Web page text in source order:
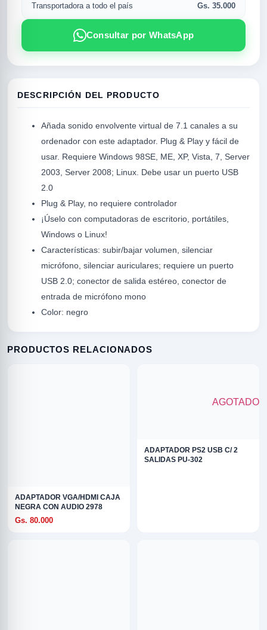
Transportadora a todo el país Gs. 35.000
Consultar por WhatsApp
DESCRIPCIÓN DEL PRODUCTO
Añada sonido envolvente virtual de 7.1 canales a su
ordenador con este adaptador. Plug & Play y fácil de
usar. Requiere Windows 98SE, ME, XP, Vista, 7, Server
2003, Server 2008; Linux. Debe usar un puerto USB
2.0
Plug & Play, no requiere controlador
¡Úselo con computadoras de escritorio, portátiles,
Windows o Linux!
Características: subir/bajar volumen, silenciar
micrófono, silenciar auriculares; requiere un puerto
USB 2.0; conector de salida estéreo, conector de
entrada de micrófono mono
Color: negro
PRODUCTOS RELACIONADOS
ADAPTADOR VGA/HDMI CAJA
NEGRA CON AUDIO 2978
Gs. 80.000
AGOTADO
ADAPTADOR PS2 USB C/ 2
SALIDAS PU-302